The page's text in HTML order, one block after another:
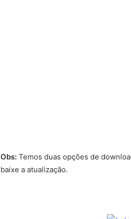
Obs: Temos duas opções de
baixe a atualização.